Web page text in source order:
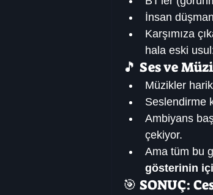
İnsan
Karşımıza
hala eski
🎵 Ses ve
Müzikler
Seslendirme
Ambiyans
çekiyor.
Ama tüm bu
gösterinin
🎯 SONUÇ: